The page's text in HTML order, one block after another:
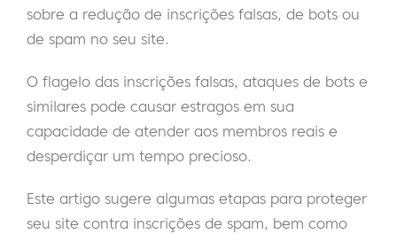
sobre a redução de inscrições falsas, de bots ou
de spam no seu site.
O flagelo das inscrições falsas, ataques de bots e
similares pode causar estragos em sua
capacidade de atender aos membros reais e
desperdiçar um tempo precioso.
Este artigo sugere algumas etapas para proteger
seu site contra inscrições de spam, bem como